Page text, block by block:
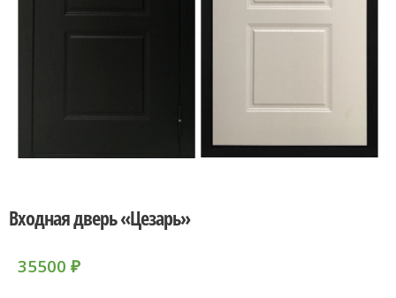
Входная дверь «Цезарь»
35500 ₽